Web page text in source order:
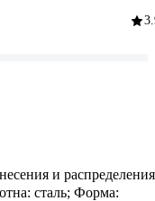
и распределения
сталь; Форма: